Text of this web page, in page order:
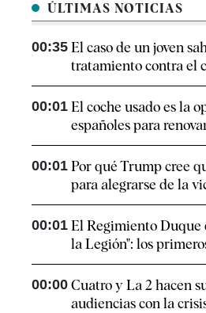
ÚLTIMAS NOTICIAS
00:35 El caso de un joven
tratamiento contra el
00:01 El coche usado es la
españoles para
00:01 Por qué Trump cree
para alegrarse de la
00:01 El Regimiento Duque
la Legión": los
00:00 Cuatro y La 2 hacen
audiencias con la